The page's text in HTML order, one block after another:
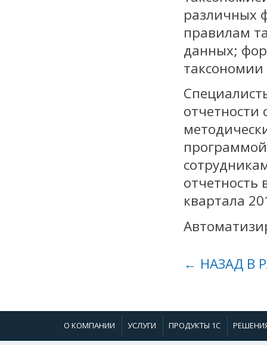
различных
правилам
данных;
отчетность
квартала
← НАЗАД В
О КОМПАНИИ УСЛУГИ ПРОДУКТЫ 1С